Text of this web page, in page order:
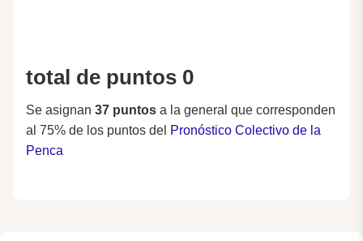
total de puntos 0
Se asignan 37 puntos a la general que corresponden
al 75% de los puntos del Pronóstico Colectivo de la
Penca